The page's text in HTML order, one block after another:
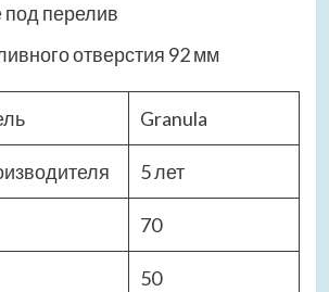
под перелив
отверстия 92 мм
Granula
5 лет
70
50